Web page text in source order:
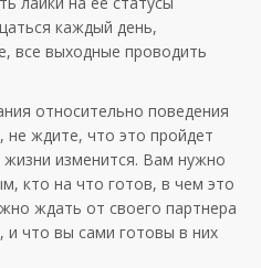
каждый день,
все выходные проводить
относительно поведения
не ждите, что это пройдет
изменится. Вам нужно
кто на что готов, в чем это
ждать от своего партнера
и что вы сами готовы в них